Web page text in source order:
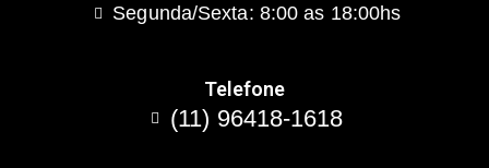
Segunda/Sexta: 8:00 as 18:00hs
Telefone
(11) 96418-1618